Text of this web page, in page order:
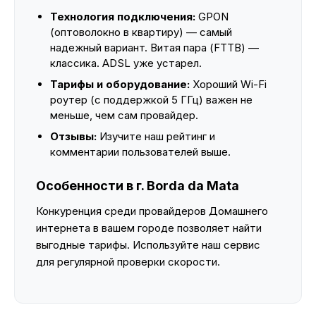
Технология подключения: GPON
(оптоволокно в квартиру) — самый
надежный вариант. Витая пара (FTTB) —
классика. ADSL уже устарел.
Тарифы и оборудование: Хороший Wi-Fi
роутер (с поддержкой 5 ГГц) важен не
меньше, чем сам провайдер.
Отзывы: Изучите наш рейтинг и
комментарии пользователей выше.
Особенности в г. Borda da Mata
Конкуренция среди провайдеров Домашнего
интернета в вашем городе позволяет найти
выгодные тарифы. Используйте наш сервис
для регулярной проверки скорости.